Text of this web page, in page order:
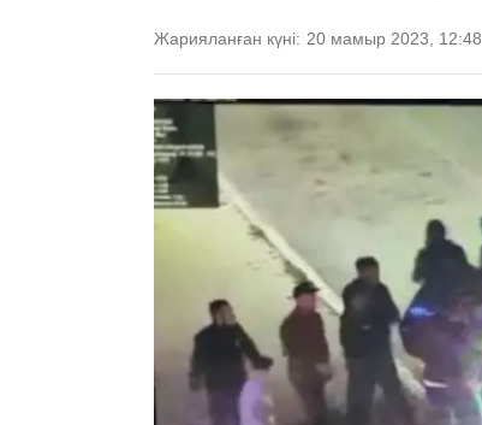
Жарияланған күні: 20 мамыр 2023, 12:48